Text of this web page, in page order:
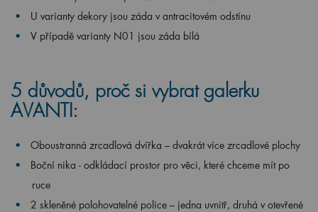
U varianty dekory jsou záda v antracitovém odstínu
V případě varianty N01 jsou záda bílá
5 důvodů, proč si vybrat galerku
AVANTI:
Oboustranná zrcadlová dvířka – dvakrát více zrcadlové plochy
Boční nika - odkládací prostor pro věci, které chceme mít po
ruce
2 skleněné polohovatelné police – jedna uvnitř, druhá v otevřené